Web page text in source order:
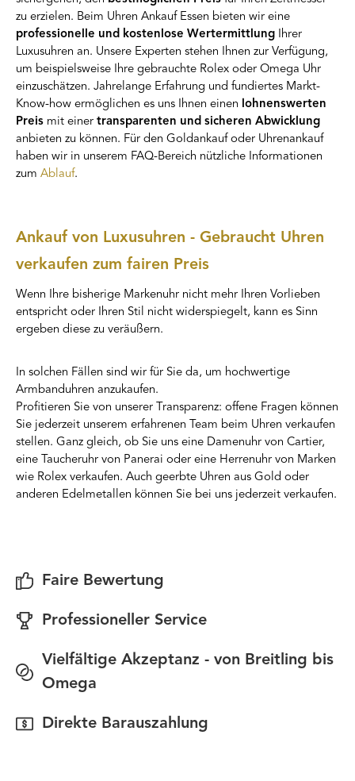
zu erzielen. Beim Uhren Ankauf Essen bieten wir eine
professionelle und kostenlose Wertermittlung Ihrer
Luxusuhren an. Unsere Experten stehen Ihnen zur Verfügung,
um beispielsweise Ihre gebrauchte Rolex oder Omega Uhr
einzuschätzen. Jahrelange Erfahrung und fundiertes Markt-
Know-how ermöglichen es uns Ihnen einen lohnenswerten
Preis mit einer transparenten und sicheren Abwicklung
anbieten zu können. Für den Goldankauf oder Uhrenankauf
haben wir in unserem FAQ-Bereich nützliche Informationen
zum Ablauf.
Ankauf von Luxusuhren - Gebraucht Uhren
verkaufen zum fairen Preis
Wenn Ihre bisherige Markenuhr nicht mehr Ihren Vorlieben
entspricht oder Ihren Stil nicht widerspiegelt, kann es Sinn
ergeben diese zu veräußern.
In solchen Fällen sind wir für Sie da, um hochwertige
Armbanduhren anzukaufen.
Profitieren Sie von unserer Transparenz: offene Fragen können
Sie jederzeit unserem erfahrenen Team beim Uhren verkaufen
stellen. Ganz gleich, ob Sie uns eine Damenuhr von Cartier,
eine Taucheruhr von Panerai oder eine Herrenuhr von Marken
wie Rolex verkaufen. Auch geerbte Uhren aus Gold oder
anderen Edelmetallen können Sie bei uns jederzeit verkaufen.
Faire Bewertung
Professioneller Service
Vielfältige Akzeptanz - von Breitling bis
Omega
Direkte Barauszahlung